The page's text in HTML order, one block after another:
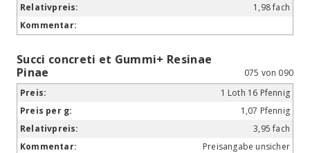
1,98 fach
Succi concreti et Gummi+ Resinae
Pinae
075 von 090
1 Loth 16 Pfennig
1,07 Pfennig
3,95 fach
Preisangabe unsicher